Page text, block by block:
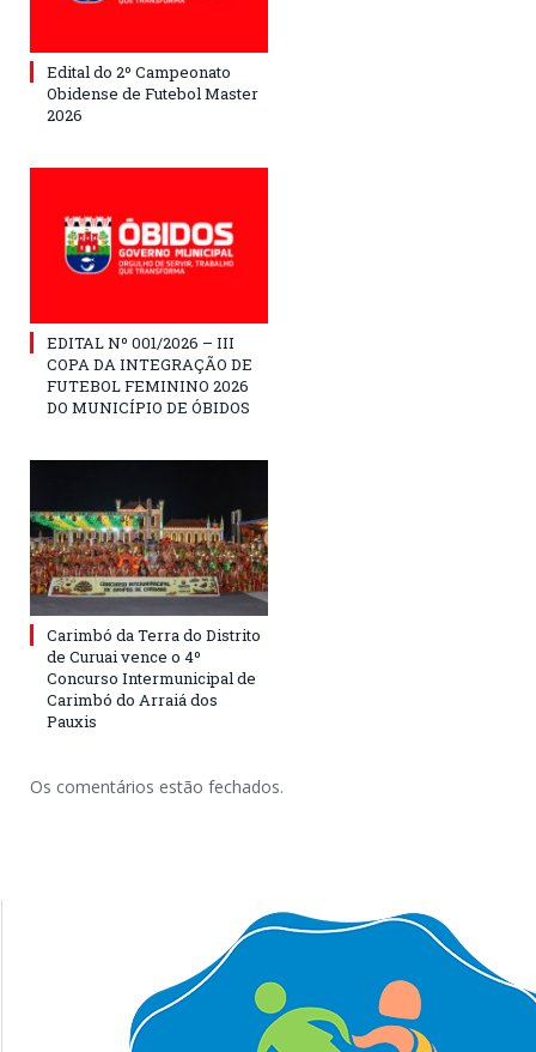
Edital do 2º Campeonato
Obidense de Futebol Master
2026
EDITAL Nº 001/2026 – III
COPA DA INTEGRAÇÃO DE
FUTEBOL FEMININO 2026
DO MUNICÍPIO DE ÓBIDOS
Carimbó da Terra do Distrito
de Curuai vence o 4º
Concurso Intermunicipal de
Carimbó do Arraiá dos
Pauxis
Os comentários estão fechados.